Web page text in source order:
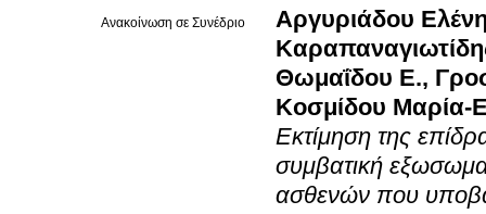
Ανακοίνωση σε Συνέδριο
Αργυριάδου
Θωμαΐδου Ε.,
Κοσμίδου Μαρία-
Εκτίμηση της
συμβατική
ασθενών που